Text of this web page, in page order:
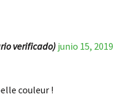
verificado) junio 15, 2019
couleur !